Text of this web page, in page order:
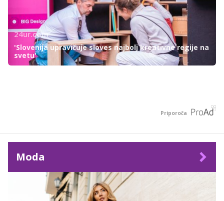
24ur.com
'Slovenija upravičuje sloves najbolj kreativne regije na
svetu'
Priporoča
Moda